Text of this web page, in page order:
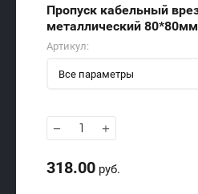
Пропуск кабельный
металлический
Артикул:
Все параметры
− +
318.00 руб.